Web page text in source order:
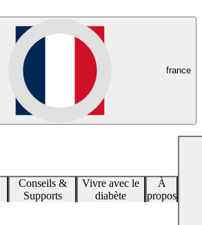
france
Conseils &
Supports
Vivre avec le
diabète
À
propos